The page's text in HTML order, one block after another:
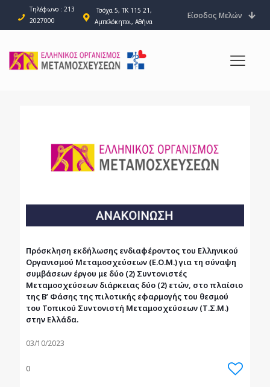
Τηλέφωνο : 213
2027000
Τσόχα 5, ΤΚ 115 21,
Αμπελόκηποι, Αθήνα
Είσοδος Μελών
Πρόσκληση εκδήλωσης ενδιαφέροντος του Ελληνικού
Οργανισμού Μεταμοσχεύσεων (Ε.Ο.Μ.) για τη σύναψη
συμβάσεων έργου με δύο (2) Συντονιστές
Μεταμοσχεύσεων διάρκειας δύο (2) ετών, στο πλαίσιο
της Β’ Φάσης της πιλοτικής εφαρμογής του θεσμού
του Τοπικού Συντονιστή Μεταμοσχεύσεων (Τ.Σ.Μ.)
στην Ελλάδα.
03/10/2023
0